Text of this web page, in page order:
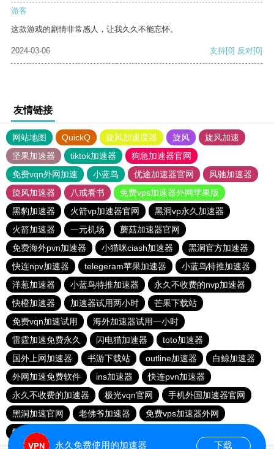
游客
这款游戏的剧情非常感人，让我久久不能忘怀。
2024-03-06 支持[0] 反对[0]
友情链接
网站地图 QuickQ 旋风加速度器 旋风
旋风加速
坚果加速器
tiktok加速器
狗急加速器官网
免费vqn外网加速
小蓝鸟 优途加速器官网
风驰加速器
旋风加速器
八戒看书
免费vps加速器外网苹果版
黑豹加速器
火箭vp加速器官网
黑洞vp永久加速器
火箭加速器
一元机场
蘑菇加速器官网
免费海外pvn加速器
小猫咪ciash加速器
黑洞官方加速器
快连npv加速器
telegeram苹果加速器
小蓝鸟特推加速器
洋葱加速器
小蓝鸟特推加速器
永久不收费的nvp加速器
快橙加速器
加速器试用两小时
芒果下载站
免费vqn加速试用
海外加速器试用一小时
雷霆加速免费永久
闪电猫加速器
toto加速器
国外上网加速器
书游下载站 outline加速器
白鲸加速器
外网加速免费软件
ins加速器
快连pvn加速器
永久不收费的加速器
极光vqn官网
手机外国加速器官网
黑洞加速官网
老佛爷加速器
免费vps加速器外网
酷通加速器官网
永久免费使用的加速器 下载